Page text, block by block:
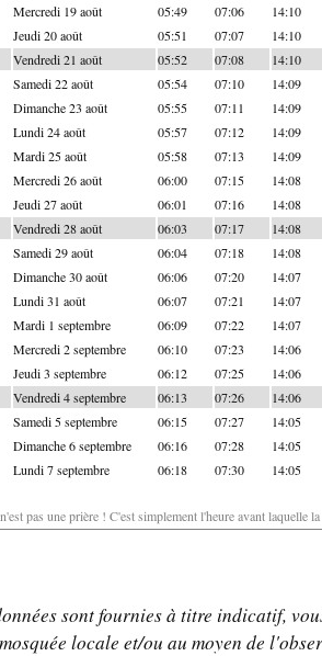
Mercredi 19 août 05:49 07:06 14:10
Jeudi 20 août 05:51 07:07 14:10
Vendredi 21 août 05:52 07:08 14:10
Samedi 22 août 05:54 07:10 14:09
Dimanche 23 août 05:55 07:11 14:09
Lundi 24 août 05:57 07:12 14:09
Mardi 25 août 05:58 07:13 14:09
Mercredi 26 août 06:00 07:15 14:08
Jeudi 27 août 06:01 07:16 14:08
Vendredi 28 août 06:03 07:17 14:08
Samedi 29 août 06:04 07:18 14:08
Dimanche 30 août 06:06 07:20 14:07
Lundi 31 août 06:07 07:21 14:07
Mardi 1 septembre 06:09 07:22 14:07
Mercredi 2 septembre 06:10 07:23 14:06
Jeudi 3 septembre 06:12 07:25 14:06
Vendredi 4 septembre 06:13 07:26 14:06
Samedi 5 septembre 06:15 07:27 14:05
Dimanche 6 septembre 06:16 07:28 14:05
Lundi 7 septembre 06:18 07:30 14:05
pas une prière ! C'est simplement l'heure avant laquelle
sont fournies à titre indicatif,
locale et/ou au moyen de